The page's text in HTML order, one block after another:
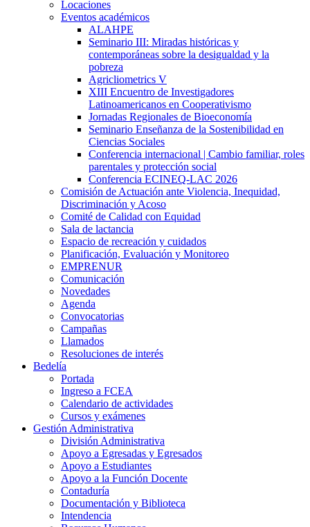
Locaciones
Eventos académicos
ALAHPE
Seminario III: Miradas históricas y
contemporáneas sobre la desigualdad y la
pobreza
Agricliometrics V
XIII Encuentro de Investigadores
Latinoamericanos en Cooperativismo
Jornadas Regionales de Bioeconomía
Seminario Enseñanza de la Sostenibilidad en
Ciencias Sociales
Conferencia internacional | Cambio familiar, roles
parentales y protección social
Conferencia ECINEQ-LAC 2026
Comisión de Actuación ante Violencia, Inequidad,
Discriminación y Acoso
Comité de Calidad con Equidad
Sala de lactancia
Espacio de recreación y cuidados
Planificación, Evaluación y Monitoreo
EMPRENUR
Comunicación
Novedades
Agenda
Convocatorias
Campañas
Llamados
Resoluciones de interés
Bedelía
Portada
Ingreso a FCEA
Calendario de actividades
Cursos y exámenes
Gestión Administrativa
División Administrativa
Apoyo a Egresadas y Egresados
Apoyo a Estudiantes
Apoyo a la Función Docente
Contaduría
Documentación y Biblioteca
Intendencia